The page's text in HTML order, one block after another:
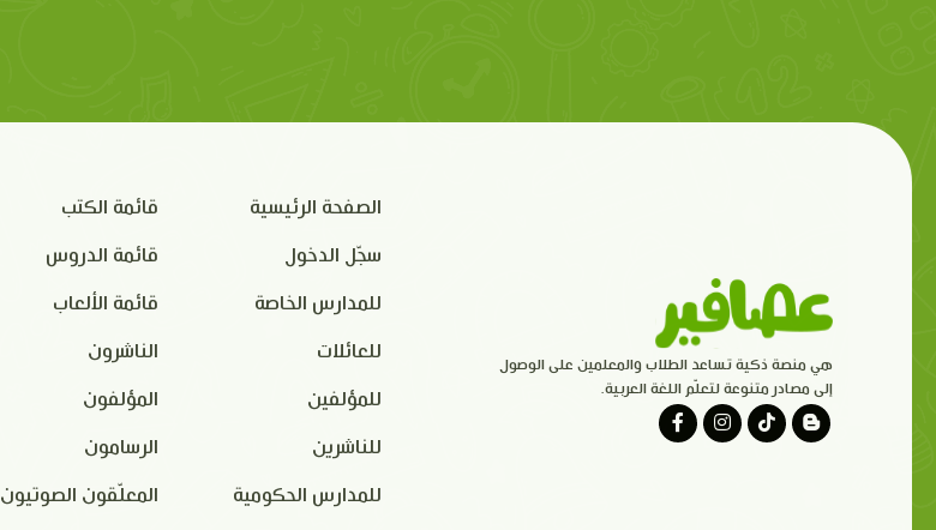
هي منصة ذكية تساعد الطلاب والمعلمين على الوصول
إلى مصادر متنوعة لتعلّم اللغة العربية.
الصفحة الرئيسية
سجّل الدخول
للمدارس الخاصة
للعائلات
للمؤلفين
للناشرين
للمدارس الحكومية
قائمة الكتب
قائمة الدروس
قائمة الألعاب
الناشرون
المؤلفون
الرسامون
المعلّقون الصوتيون